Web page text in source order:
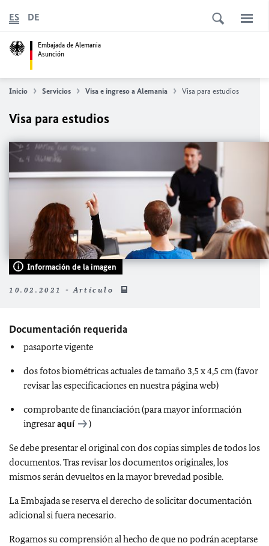
Embajada de Alemania
Asunción
ES DE
Inicio Servicios Visa e ingreso a Alemania Visa para estudios
Visa para estudios
Información de la imagen
10.02.2021 - Artículo
Documentación requerida
pasaporte vigente
dos fotos biométricas actuales de tamaño 3,5 x 4,5 cm (favor
revisar las especificaciones en nuestra página web)
comprobante de financiación (para mayor información
ingresaraquí )
Se debe presentar el original con dos copias simples de todos los
documentos. Tras revisar los documentos originales, los
mismos serán devueltos en la mayor brevedad posible.
La Embajada se reserva el derecho de solicitar documentación
adicional si fuera necesario.
Rogamos su comprensión al hecho de que no podrán aceptarse